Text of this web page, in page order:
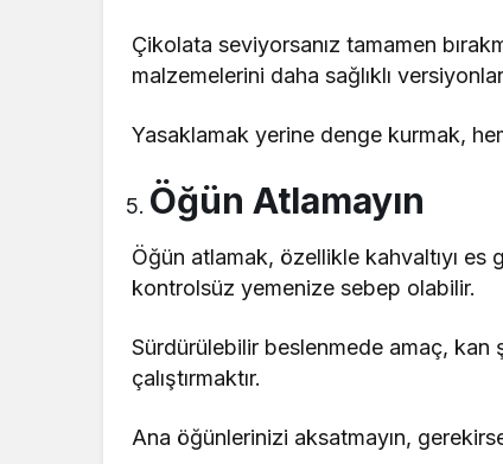
Çikolata seviyorsanız tamamen
malzemelerini daha sağlıklı
Yasaklamak yerine denge kurmak,
Öğün Atlamayın
Öğün atlamak, özellikle kahvaltıyı es
kontrolsüz yemenize sebep olabilir.
Sürdürülebilir beslenmede amaç,
çalıştırmaktır.
Ana öğünlerinizi aksatmayın,